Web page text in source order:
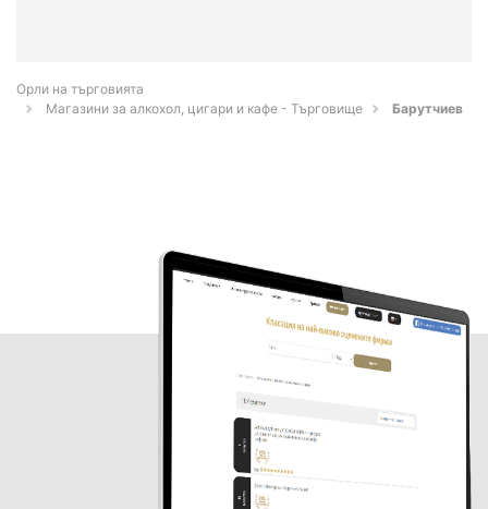
Орли на търговията
Магазини за алкохол, цигари и кафе - Търговище
Барутчиев